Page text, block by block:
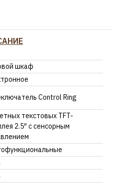
шкаф
Control Ring
текстовых TFT-
2.5″ с сенсорным